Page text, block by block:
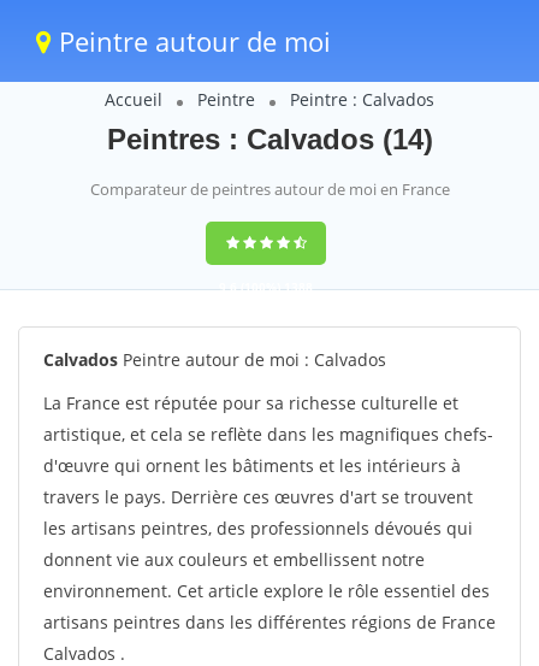
Peintre autour de moi
Accueil Peintre Peintre : Calvados
Peintres : Calvados (14)
Comparateur de peintres autour de moi en France
9,6(100%)1388
votes
Calvados Peintre autour de moi : Calvados
La France est réputée pour sa richesse culturelle et
artistique, et cela se reflète dans les magnifiques chefs-
d'œuvre qui ornent les bâtiments et les intérieurs à
travers le pays. Derrière ces œuvres d'art se trouvent
les artisans peintres, des professionnels dévoués qui
donnent vie aux couleurs et embellissent notre
environnement. Cet article explore le rôle essentiel des
artisans peintres dans les différentes régions de France
Calvados .